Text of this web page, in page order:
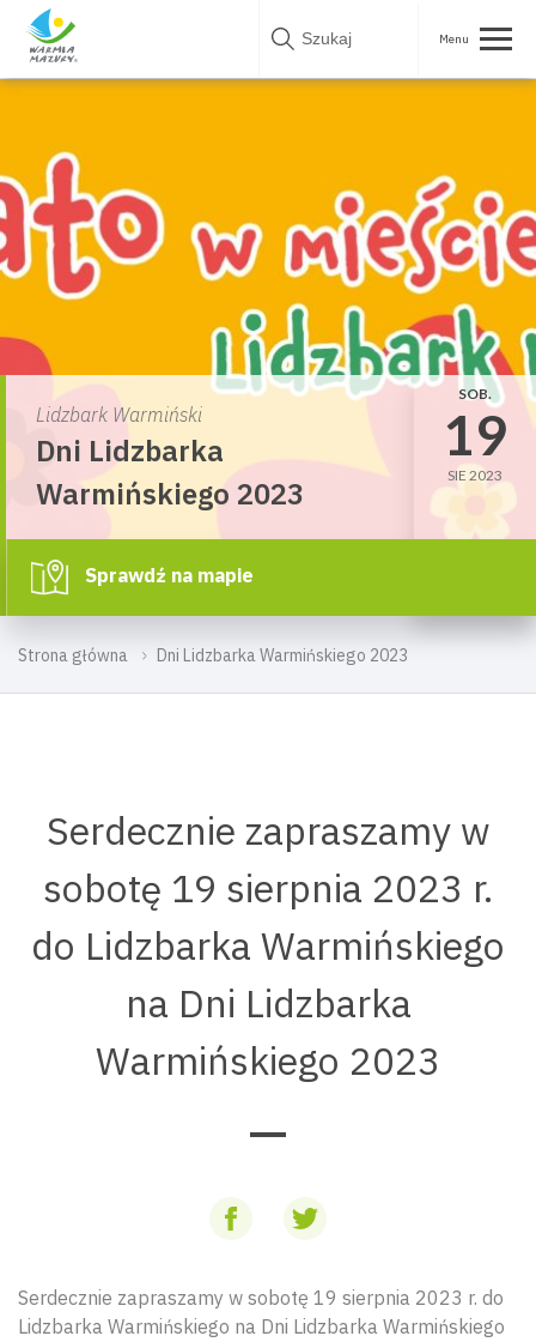
Skip
Strona główna Dni Lidzbarka Warmińskiego 2023
Lidzbark Warmiński
Dni Lidzbarka
Warmińskiego 2023
SOB.
19
SIE 2023
Sprawdź na mapie
Serdecznie zapraszamy w
sobotę 19 sierpnia 2023 r.
do Lidzbarka Warmińskiego
na Dni Lidzbarka
Warmińskiego 2023
Serdecznie zapraszamy w sobotę 19 sierpnia 2023 r. do
Lidzbarka Warmińskiego na Dni Lidzbarka Warmińskiego